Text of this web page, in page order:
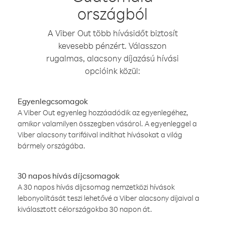
országból
A Viber Out több hívásidőt biztosít
kevesebb pénzért. Válasszon
rugalmas, alacsony díjazású hívási
opcióink közül:
Egyenlegcsomagok
A Viber Out egyenleg hozzáadódik az egyenlegéhez,
amikor valamilyen összegben vásárol. A egyenleggel a
Viber alacsony tarifáival indíthat hívásokat a világ
bármely országába.
30 napos hívás díjcsomagok
A 30 napos hívás díjcsomag nemzetközi hívások
lebonyolítását teszi lehetővé a Viber alacsony díjaival a
kiválasztott célországokba 30 napon át.